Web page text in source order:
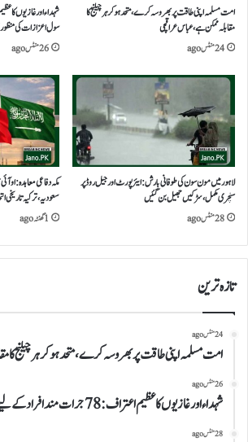
امت مسلمہ اپنی طاقت پر بھروسہ کرے، متحد ہو کر ہر چیلنج کا
مقابلہ ممکن ہے، عباس عراقچی
24 منٹس ago
سول اعزازات کی
26 منٹس ago
لاہور میں مون سون کی طوفانی بارش: ایئرپورٹ اور جیل روڈ پر
سنچری مکمل، سڑکیں جھیل بن گئیں
28 منٹس ago
مکہ دفاعی معاہدہ: او
سعودیہ، ترکیہ تاریخی
1 گھنٹہ ago
تازہ ترین
24 منٹس ago
امت مسلمہ اپنی طاقت پر بھروسہ کرے، متحد ہو کر ہر چیلنج کا
26 منٹس ago
شہداء اور غازیوں کا عظیم اعتراف: 78 جرات مند افراد کے لیے سول اعزازات کی منظوری
28 منٹس ago